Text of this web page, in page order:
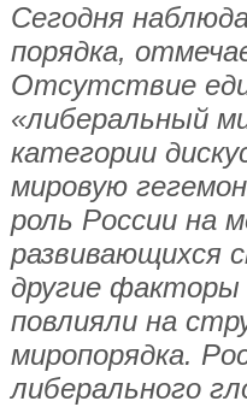
Сегодня
порядка,
Отсутствие
«либеральный
категории
мировую
роль России на
развивающихся
другие факторы
повлияли на
миропорядка.
либерального